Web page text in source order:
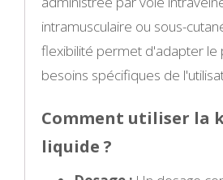
intramusculaire ou sous-
flexibilité permet d'adapter le
besoins spécifiques de
Comment utiliser la
liquide ?